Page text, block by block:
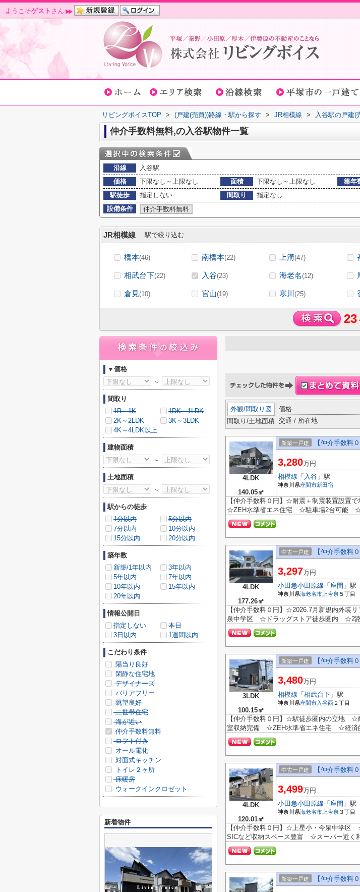
ようこそゲスト さん
リビングボイスTOP > (戸建(売買))路線・駅から探す > JR相模線 > 入谷駅の戸建(
仲介手数料無料,の入谷駅物件一覧
沿線
入谷駅
価格
下限なし～上限なし 面積 下限なし～上限なし 築年
駅徒歩
指定しない 間取り
指定なし
設備条件
仲介手数料無料
JR相模線 駅で絞り込む
橋本(46) 南橋本(22) 上溝(47)
相武台下(22) 入谷(23) 海老名(12)
倉見(10) 宮山(19) 寒川 (25)
23
外観/間取り図
間取り/土地面積
価格
交通 / 所在地
4LDK
140.05㎡
新築一戸建 【仲介手数
3,280万円
相模線 「 入谷 」駅
神奈川県座間市新田宿
【仲介手数料０円】☆耐震＋制震装置設
☆ZEH水準省エネ住宅 ☆駐車場2台可能
4LDK
177.26㎡
中古一戸建 【仲介手数料
3,297万円
小田急小田原線 「 座間 」駅
神奈川県海老名市 上今泉 ５丁目
【仲介手数料０円】☆2026.7月新規内外
泉中学区 ☆ドラッグストア徒歩圏内 ☆2路
3LDK
100.15㎡
新築一戸建 【仲介手数
3,480万円
相模線 「 相武台下 」駅
神奈川県座間市入谷西 ２丁目
【仲介手数料０円】☆駅徒歩圏内の立地
室収納完備 ☆ZEH水準省エネ住宅 ☆経済
4LDK
120.01㎡
中古一戸建 【仲介手数料
3,499万円
小田急小田原線 「 座間 」駅
神奈川県海老名市 上今泉 ３丁目
【仲介手数料０円】☆上星小・今泉中学
SICなど収納スペース豊富 ☆スーパー近く
新築一戸建 【仲介手数料
▼価格
～
間取り
1R～1K
1DK～1LDK
2K～2LDK
3K～3LDK
4K～4LDK以上
建物面積
～
土地面積
～
駅からの徒歩
1分以内
5分以内
7分以内
10分以内
15分以内
20分以内
築年数
新築/1年以内
3年以内
5年以内
7年以内
10年以内
15年以内
20年以内
情報公開日
指定しない
本日
3日以内
1週間以内
こだわり条件
陽当り良好
閑静な住宅地
デザイナーズ
バリアフリー
眺望良好
二世帯住宅
海が近い
仲介手数料無料
ロフト付き
オール電化
対面式キッチン
トイレ２ヶ所
床暖房
ウォークインクロゼット
新着物件